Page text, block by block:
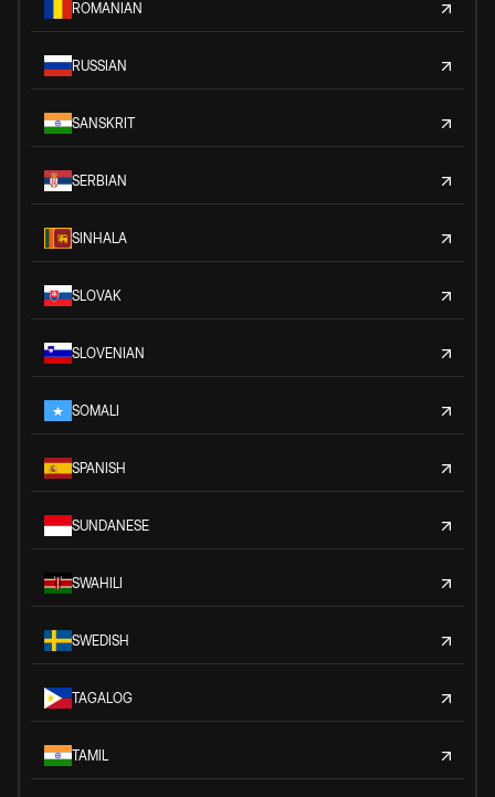
ROMANIAN
RUSSIAN
SANSKRIT
SERBIAN
SINHALA
SLOVAK
SLOVENIAN
SOMALI
SPANISH
SUNDANESE
SWAHILI
SWEDISH
TAGALOG
TAMIL